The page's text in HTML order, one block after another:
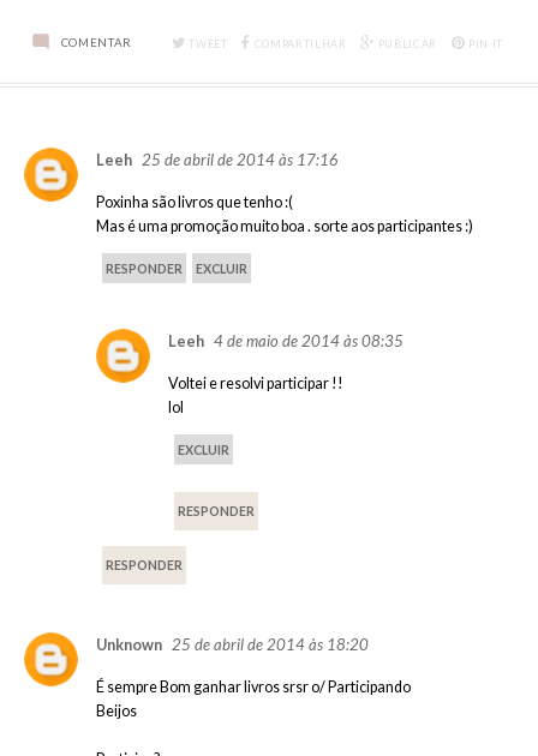
COMENTAR TWEET COMPARTILHAR PUBLICAR PIN IT
Leeh 25 de abril de 2014 às 17:16
Poxinha são livros que tenho :(
Mas é uma promoção muito boa . sorte aos participantes :)
RESPONDER EXCLUIR
Leeh 4 de maio de 2014 às 08:35
Voltei e resolvi participar !!
lol
EXCLUIR
RESPONDER
RESPONDER
Unknown 25 de abril de 2014 às 18:20
É sempre Bom ganhar livros srsr o/ Participando
Beijos